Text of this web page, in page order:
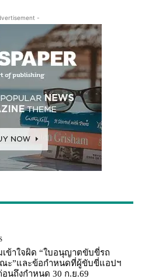
-
เข้าใจผิด “ใบอนุญาตขับขี่รถ
ณะ”และข้อกำหนดที่ผู้ขับขี่แอปฯ
อนถึงกำหนด 30 ก.ย.69